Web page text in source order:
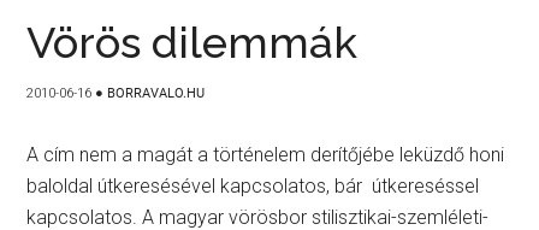
Vörös dilemmák
2010-06-16 ● BORRAVALO.HU
A cím nem a magát a történelem derítőjébe leküzdő honi
baloldal útkeresésével kapcsolatos, bár útkereséssel
kapcsolatos. A magyar vörösbor stilisztikai-szemléleti-